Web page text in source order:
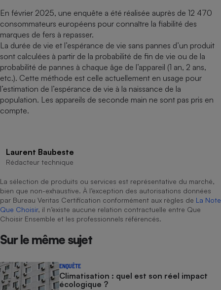
En février 2025, une enquête a été réalisée auprès de 12 470
consommateurs européens pour connaître la fiabilité des
marques de fers à repasser.
La durée de vie et l’espérance de vie sans pannes d’un produit
sont calculées à partir de la probabilité de fin de vie ou de la
probabilité de pannes à chaque âge de l’appareil (1 an, 2 ans,
etc.). Cette méthode est celle actuellement en usage pour
l’estimation de l’espérance de vie à la naissance de la
population. Les appareils de seconde main ne sont pas pris en
compte.
Laurent Baubeste
Rédacteur technique
La sélection de produits ou services est représentative du marché,
bien que non-exhaustive. À l’exception des autorisations données
par Bureau Veritas Certification conformément aux règles de La Note
Que Choisir, il n’existe aucune relation contractuelle entre Que
Choisir Ensemble et les professionnels référencés.
Sur le même sujet
ENQUÊTE
Climatisation : quel est son réel impact
écologique ?